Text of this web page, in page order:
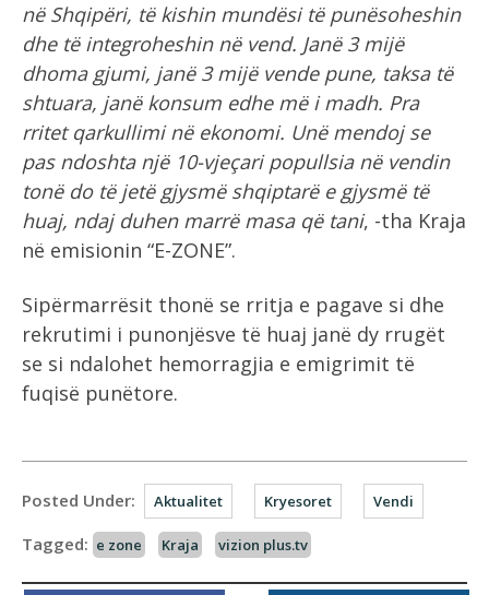
në Shqipëri, të kishin mundësi të punësoheshin
dhe të integroheshin në vend. Janë 3 mijë
dhoma gjumi, janë 3 mijë vende pune, taksa të
shtuara, janë konsum edhe më i madh. Pra
rritet qarkullimi në ekonomi. Unë mendoj se
pas ndoshta një 10-vjeçari popullsia në vendin
tonë do të jetë gjysmë shqiptarë e gjysmë të
huaj, ndaj duhen marrë masa që tani, -tha Kraja
në emisionin “E-ZONE”.
Sipërmarrësit thonë se rritja e pagave si dhe
rekrutimi i punonjësve të huaj janë dy rrugët
se si ndalohet hemorragjia e emigrimit të
fuqisë punëtore.
Posted Under: Aktualitet Kryesoret Vendi
Tagged: e zone Kraja vizion plus.tv